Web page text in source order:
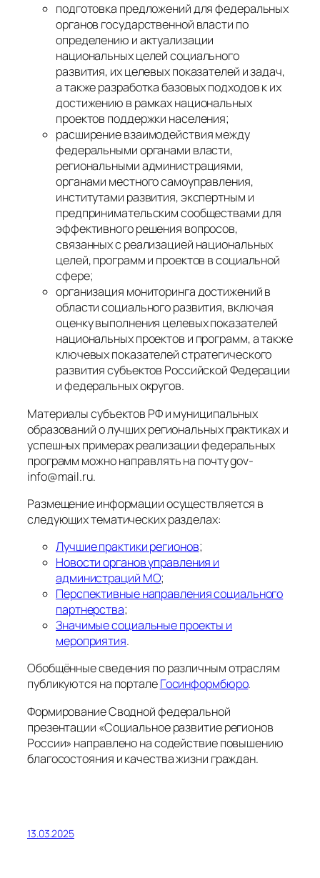
подготовка предложений для федеральных
органов государственной власти по
определению и актуализации
национальных целей социального
развития, их целевых показателей и задач,
а также разработка базовых подходов к их
достижению в рамках национальных
проектов поддержки населения;
расширение взаимодействия между
федеральными органами власти,
региональными администрациями,
органами местного самоуправления,
институтами развития, экспертным и
предпринимательским сообществами для
эффективного решения вопросов,
связанных с реализацией национальных
целей, программ и проектов в социальной
сфере;
организация мониторинга достижений в
области социального развития, включая
оценку выполнения целевых показателей
национальных проектов и программ, а также
ключевых показателей стратегического
развития субъектов Российской Федерации
и федеральных округов.
Материалы субъектов РФ и муниципальных
образований о лучших региональных практиках и
успешных примерах реализации федеральных
программ можно направлять на почту gov-
info@mail.ru.
Размещение информации осуществляется в
следующих тематических разделах:
Лучшие практики регионов;
Новости органов управления и
администраций МО;
Перспективные направления социального
партнерства;
Значимые социальные проекты и
мероприятия.
Обобщённые сведения по различным отраслям
публикуются на порталеГосинформбюро.
Формирование Сводной федеральной
презентации «Социальное развитие регионов
России» направлено на содействие повышению
благосостояния и качества жизни граждан.
13.03.2025